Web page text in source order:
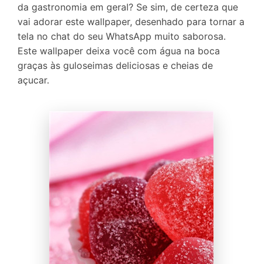
da gastronomia em geral? Se sim, de certeza que
vai adorar este wallpaper, desenhado para tornar a
tela no chat do seu WhatsApp muito saborosa.
Este wallpaper deixa você com água na boca
graças às guloseimas deliciosas e cheias de
açucar.